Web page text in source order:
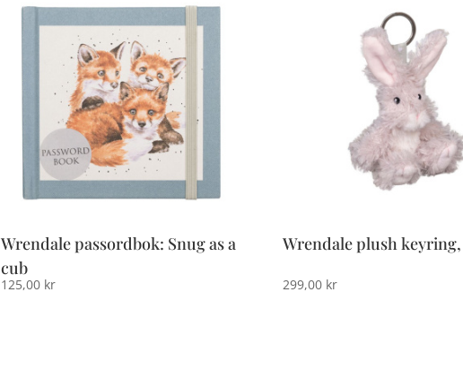
Wrendale passordbok: Snug as a
cub
125,00 kr
Wrendale plush
299,00 kr